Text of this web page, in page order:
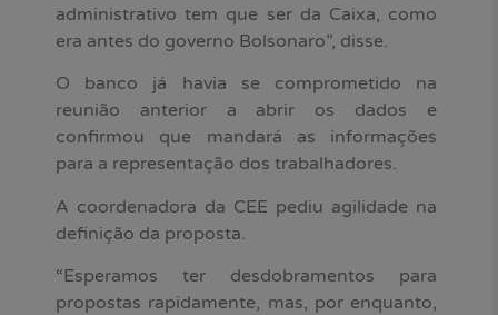
administrativo tem que ser da Caixa, como
era antes do governo Bolsonaro”, disse.
O banco já havia se comprometido na
reunião anterior a abrir os dados e
confirmou que mandará as informações
para a representação dos trabalhadores.
A coordenadora da CEE pediu agilidade na
definição da proposta.
“Esperamos ter desdobramentos para
propostas rapidamente, mas, por enquanto,